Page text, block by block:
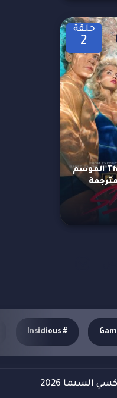
حلقة
2
مسلسل The Shards الموسم
#
Insidious
السيما 2026